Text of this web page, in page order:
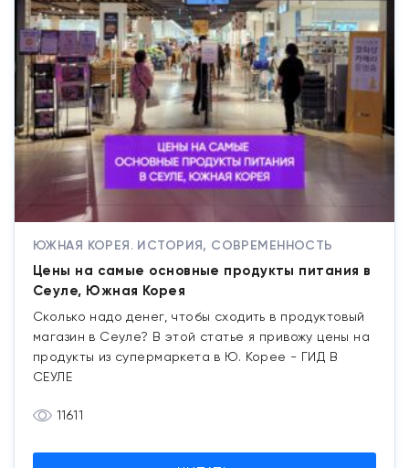
ЮЖНАЯ КОРЕЯ. ИСТОРИЯ, СОВРЕМЕННОСТЬ
Цены на самые основные продукты питания в
Сеуле, Южная Корея
Сколько надо денег, чтобы сходить в продуктовый
магазин в Сеуле? В этой статье я привожу цены на
продукты из супермаркета в Ю. Корее - ГИД В
СЕУЛЕ
11611